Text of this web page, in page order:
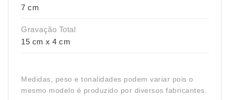
7 cm
Gravação Total
15 cm x 4 cm
Medidas, peso e tonalidades podem variar pois o
mesmo modelo é produzido por diversos fabricantes.